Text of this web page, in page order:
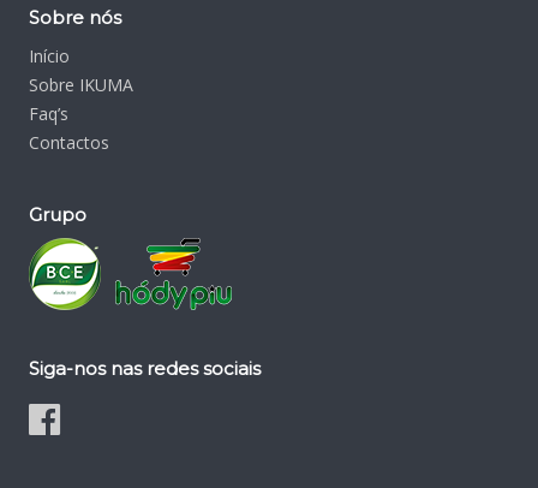
Sobre nós
Início
Sobre IKUMA
Faq’s
Contactos
Grupo
Siga-nos nas redes sociais